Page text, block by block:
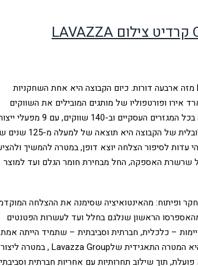
מזה ארבעה דורות. כיום הקבוצה היא אחת השחקניות
הקפה העולמית, עם מחזור הכנסות של למעלה מ-2.3 מיליארד אירו ופורטפוליו של מותגים המובילים את השווקים
היא פעילה בכל המגזרים העסקיים וב-140 שווקים, עם 9 מפעלי
ב-6 מדינות ולמעלה מ-4,200 משתפי פעולה בכל רחבי העולם. הנוכחות הגלובלית של הקבוצה
עדות לסיפור הצלחה יוצא דופן, במטרה להמשיך
שרשרת האספקה, החל מבחירת חומר הגלם ועד למוצר
ופיתוח: מהאינטואיציה שסימנה את ההצלחה
הראשון שנלגם בחלל ועד לעשרות הפטנטים
– כלכלית, חברתית וסביבתית – שתמיד הייתה אמת
היא המטרה התאגידית שלLavazza Group
,במטרה ליצור
תוך שילוב תחרותיות עם אחריות חברתית